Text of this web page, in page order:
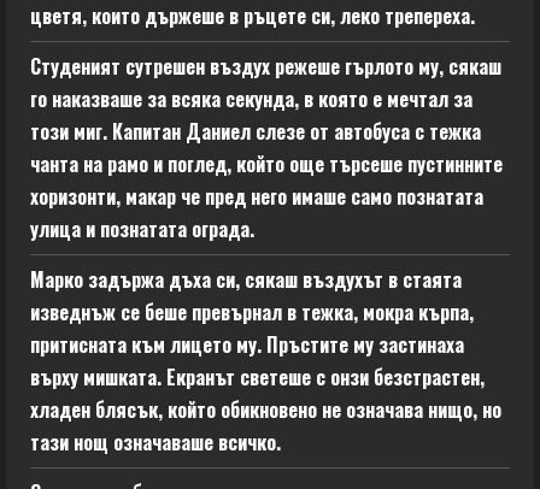
цветя, които държеше в ръцете си, леко трепереха.
Студеният сутрешен въздух режеше гърлото му, сякаш
го наказваше за всяка секунда, в която е мечтал за
този миг. Капитан Даниел слезе от автобуса с тежка
чанта на рамо и поглед, който още търсеше пустинните
хоризонти, макар че пред него имаше само познатата
улица и познатата ограда.
Марко задържа дъха си, сякаш въздухът в стаята
изведнъж се беше превърнал в тежка, мокра кърпа,
притисната към лицето му. Пръстите му застинаха
върху мишката. Екранът светеше с онзи безстрастен,
хладен блясък, който обикновено не означава нищо, но
тази нощ означаваше всичко.